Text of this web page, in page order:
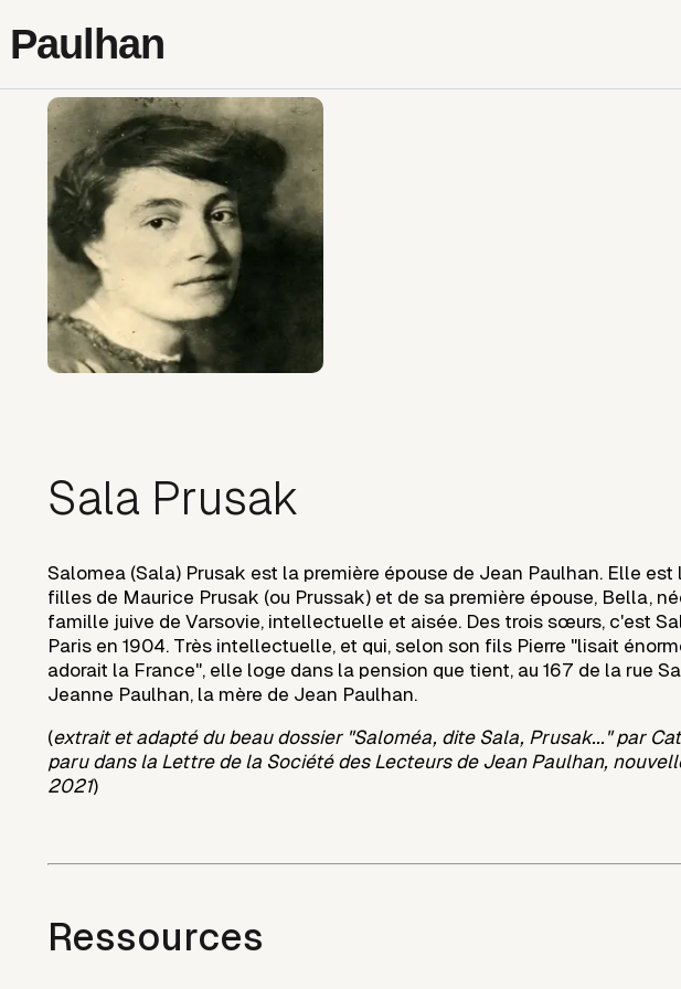
Sala Prusak
Salomea (Sala) Prusak est la première épouse de Jean Paulhan. Elle
filles de Maurice Prusak (ou Prussak) et de sa première épouse, Bella,
famille juive de Varsovie, intellectuelle et aisée. Des trois sœurs, c'est
Paris en 1904. Très intellectuelle, et qui, selon son fils Pierre "lisait
adorait la France", elle loge dans la pension que tient, au 167 de la rue
Jeanne Paulhan, la mère de Jean Paulhan.
(extrait et adapté du beau dossier "Saloméa, dite Sala, Prusak..." par
paru dans la Lettre de la Société des Lecteurs de Jean Paulhan,
2021)
Ressources